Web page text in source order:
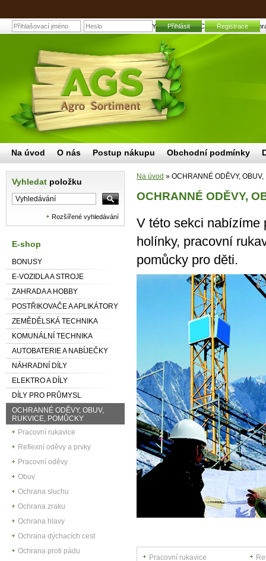
OCHRANNÉ ODĚVY, OBUV, RUKVICE, POMŮCKY |
Přihlásit Registrace
Vyhledat položku
Rozšířené vyhledávání
E-shop
BONUSY
E-VOZIDLA A STROJE
ZAHRADA A HOBBY
POSTŘIKOVAČE A APLIKÁTORY
ZEMĚDĚLSKÁ TECHNIKA
KOMUNÁLNÍ TECHNIKA
AUTOBATERIE A NABÍJEČKY
NÁHRADNÍ DÍLY
ELEKTRO A DÍLY
DÍLY PRO PRŮMYSL
OCHRANNÉ ODĚVY, OBUV,
RUKVICE, POMŮCKY
Pracovní rukavice
Reflexní oděvy a prvky
Pracovní oděvy
Obuv
Ochrana sluchu
Ochrana zraku
Ochrana hlavy
Ochrana dýchacích cest
Ochrana proti pádu
Na úvod » OCHRANNÉ ODĚVY,
OCHRANNÉ ODĚVY,
V této sekci nabízíme
holínky, pracovní
pomůcky pro děti.
Pracovní rukavice
Na úvod O nás Postup nákupu Obchodní podmínky